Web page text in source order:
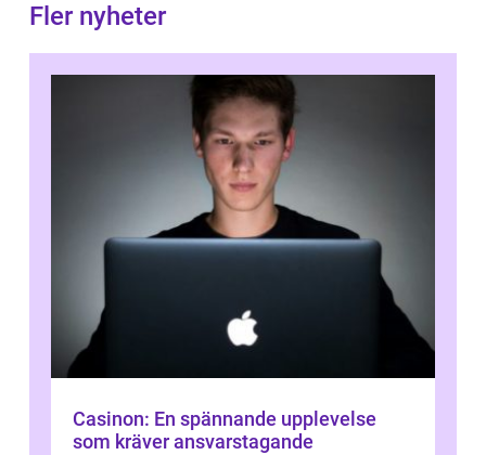
Fler nyheter
Casinon: En spännande upplevelse
som kräver ansvarstagande